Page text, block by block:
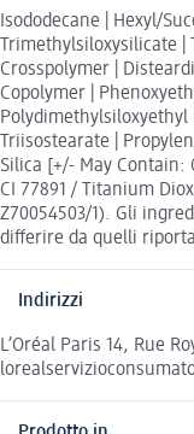
Isododecane | Hexyl/
Trimethylsiloxysilicate
Crosspolymer |
Copolymer |
Triisostearate |
Silica [+/- May Contain:
CI 77891 / Titanium
Z70054503/1). Gli
differire da quelli
Indirizzi
L’Oréal Paris 14, Rue